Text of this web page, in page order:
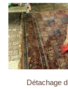
Détachage